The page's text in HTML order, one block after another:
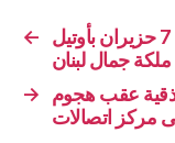
←
لاقينا السبت 7 حزيران بأوتيل Royal Tulip بالأشرفية
جمال لبنان
→
عقب هجوم
مركز اتصالات